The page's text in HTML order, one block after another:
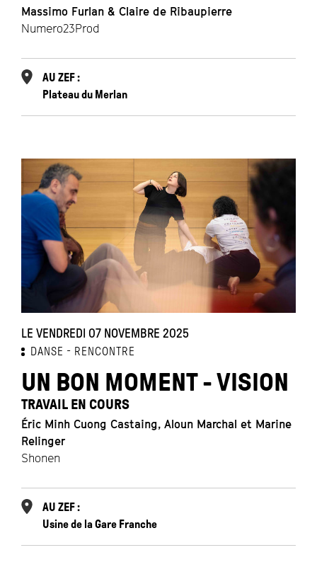
Massimo Furlan & Claire de Ribaupierre
Numero23Prod
AU ZEF :
Plateau du Merlan
LE VENDREDI 07 NOVEMBRE 2025
DANSE RENCONTRE
UN BON MOMENT - VISION
TRAVAIL EN COURS
Éric Minh Cuong Castaing, Aloun Marchal et Marine
Relinger
Shonen
AU ZEF :
Usine de la Gare Franche